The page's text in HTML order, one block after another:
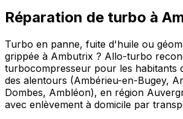
Réparation de turbo à
Turbo en panne, fuite d'huile ou
grippée à Ambutrix ? Allo-turbo
turbocompresseur pour les habitants
des alentours (Ambérieu-en-Bugey,
Dombes, Ambléon), en région
avec enlèvement à domicile par